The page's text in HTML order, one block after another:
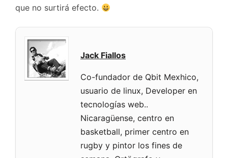
que no surtirá efecto.
Jack Fiallos
Co-fundador de Qbit Mexhico,
usuario de linux, Developer en
tecnologías web..
Nicaragüense, centro en
basketball, primer centro en
rugby y pintor los fines de